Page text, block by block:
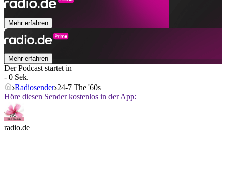
Mehr erfahren
Mehr erfahren
Der Podcast startet in
- 0 Sek.
Radiosender 24-7 The '60s
Höre diesen Sender kostenlos in der App:
radio.de